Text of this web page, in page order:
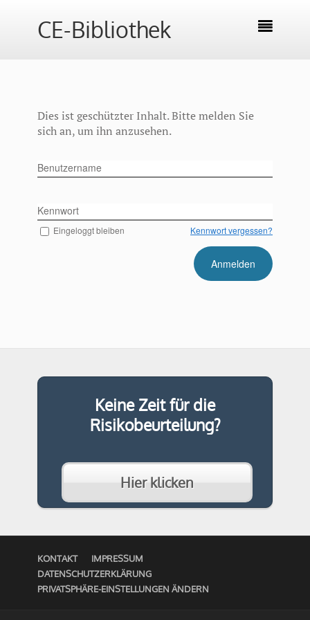
CE-Bibliothek 
Dies ist geschützter Inhalt. Bitte melden Sie
sich an, um ihn anzusehen.
Benutzername
Kennwort
Eingeloggt bleiben Kennwort vergessen?
Keine Zeit für die
Risikobeurteilung?
Hier klicken
KONTAKT
IMPRESSUM
DATENSCHUTZERKLÄRUNG
PRIVATSPHÄRE-EINSTELLUNGEN ÄNDERN